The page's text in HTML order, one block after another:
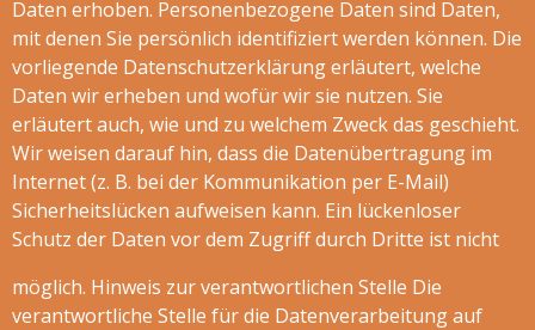
Daten erhoben. Personenbezogene Daten sind Daten,
mit denen Sie persönlich identifiziert werden können. Die
vorliegende Datenschutzerklärung erläutert, welche
Daten wir erheben und wofür wir sie nutzen. Sie
erläutert auch, wie und zu welchem Zweck das geschieht.
Wir weisen darauf hin, dass die Datenübertragung im
Internet (z. B. bei der Kommunikation per E-Mail)
Sicherheitslücken aufweisen kann. Ein lückenloser
Schutz der Daten vor dem Zugriff durch Dritte ist nicht
möglich. Hinweis zur verantwortlichen Stelle Die
verantwortliche Stelle für die Datenverarbeitung auf